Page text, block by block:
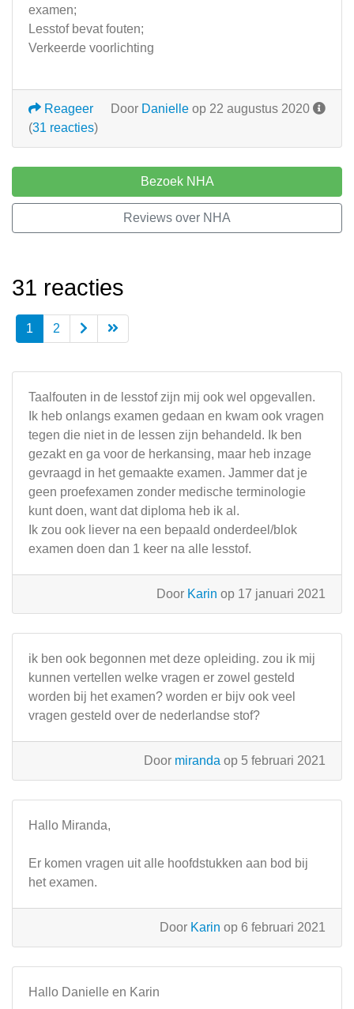
examen;
Lesstof bevat fouten;
Verkeerde voorlichting
Door Danielle op 22 augustus 2020
Reageer
(31 reacties)
Bezoek NHA
Reviews over NHA
31 reacties
1 2
Taalfouten in de lesstof zijn mij ook wel opgevallen.
Ik heb onlangs examen gedaan en kwam ook vragen
tegen die niet in de lessen zijn behandeld. Ik ben
gezakt en ga voor de herkansing, maar heb inzage
gevraagd in het gemaakte examen. Jammer dat je
geen proefexamen zonder medische terminologie
kunt doen, want dat diploma heb ik al.
Ik zou ook liever na een bepaald onderdeel/blok
examen doen dan 1 keer na alle lesstof.
Door Karin op 17 januari 2021
ik ben ook begonnen met deze opleiding. zou ik mij
kunnen vertellen welke vragen er zowel gesteld
worden bij het examen? worden er bijv ook veel
vragen gesteld over de nederlandse stof?
Door miranda op 5 februari 2021
Hallo Miranda,
Er komen vragen uit alle hoofdstukken aan bod bij
het examen.
Door Karin op 6 februari 2021
Hallo Danielle en Karin